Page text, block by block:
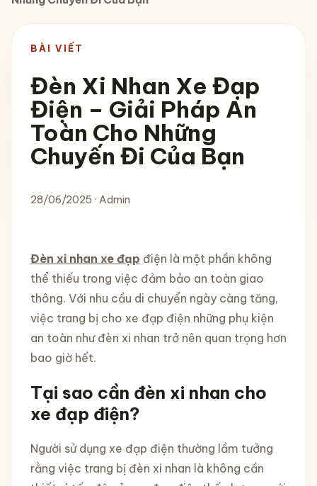
BÀI VIẾT
Đèn Xi Nhan Xe Đạp
Điện – Giải Pháp An
Toàn Cho Những
Chuyến Đi Của Bạn
28/06/2025 · Admin
Đèn xi nhan xe đạp điện là một phần không
thể thiếu trong việc đảm bảo an toàn giao
thông. Với nhu cầu di chuyển ngày càng tăng,
việc trang bị cho xe đạp điện những phụ kiện
an toàn như đèn xi nhan trở nên quan trọng hơn
bao giờ hết.
Tại sao cần đèn xi nhan cho
xe đạp điện?
Người sử dụng xe đạp điện thường lầm tưởng
rằng việc trang bị đèn xi nhan là không cần